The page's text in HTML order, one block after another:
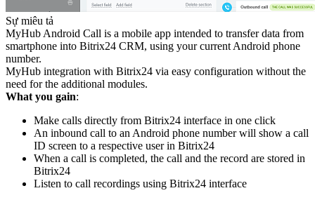
Sự miêu tả
MyHub Android Call is a mobile app intended to transfer data from
smartphone into Bitrix24 CRM, using your current Android phone
number.
MyHub integration with Bitrix24 via easy configuration without the
need for the additional modules.
What you gain:
Make calls directly from Bitrix24 interface in one click
An inbound call to an Android phone number will show a call
ID screen to a respective user in Bitrix24
When a call is completed, the call and the record are stored in
Bitrix24
Listen to call recordings using Bitrix24 interface